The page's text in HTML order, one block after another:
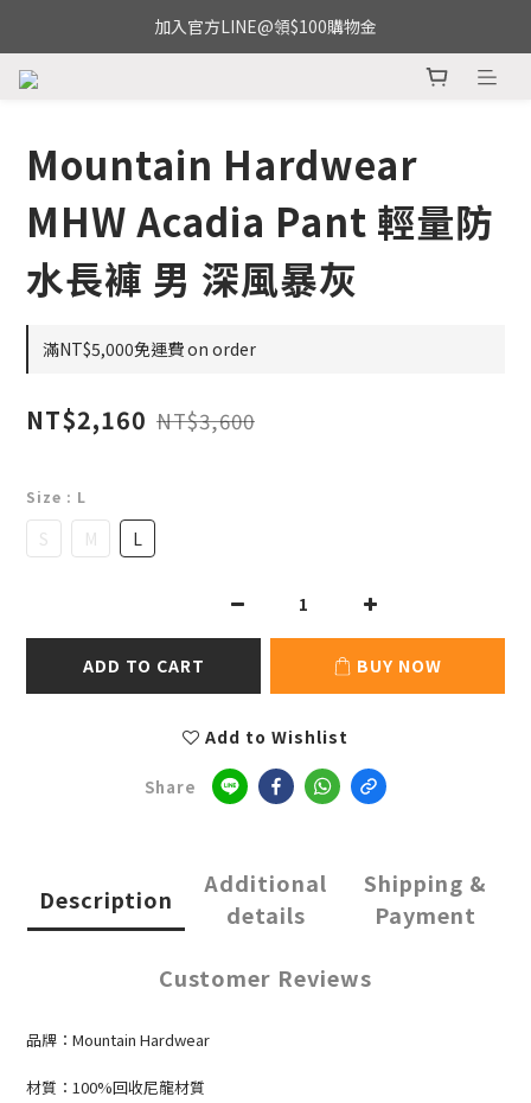
加入官方LINE@領$100購物金
Mountain Hardwear
MHW Acadia Pant 輕量防
水長褲 男 深風暴灰
滿NT$5,000免運費 on order
NT$2,160 NT$3,600
Size : L
S M L
ADD TO CART BUY NOW
Add to Wishlist
Share
Description
Additional
details
Shipping &
Payment
Customer Reviews
品牌：Mountain Hardwear
材質：100%回收尼龍材質